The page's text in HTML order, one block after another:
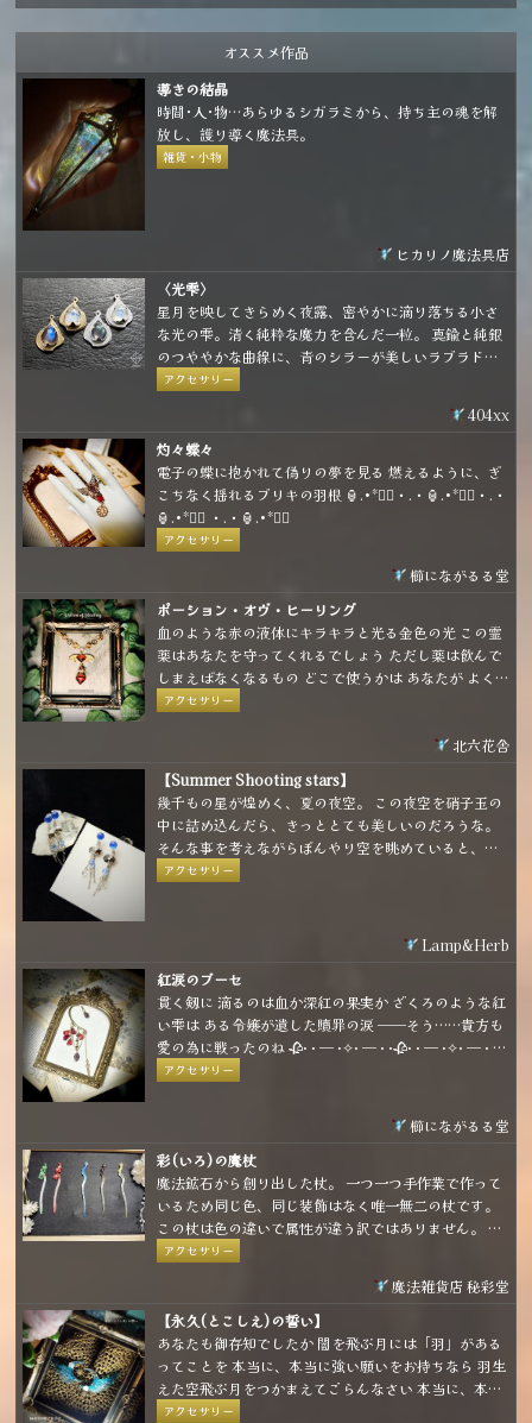
オススメ作品
導きの結晶
時間･人･物…あらゆるシガラミから、持ち主の魂を解
放し、護り導く魔法具。
雑貨・小物
ヒカリノ魔法具店
〈光雫〉
星月を映してきらめく夜露、密やかに滴り落ちる小さ
な光の雫。清く純粋な魔力を含んだ一粒。 真鍮と純銀
のつややかな曲線に、青のシラーが美しいラブラドラ
イトとレインボームーンストーンを合わせた小粒なア
ーチから選べて、お好きな形態で身に着けることがで
きます。
アクセサリー
404xx
灼々蝶々
電子の蝶に抱かれて偽りの夢を見る 燃えるように、ぎ
こちなく揺れるブリキの羽根 🏮.•*❤️‍🔥・.・🏮.•*❤️‍🔥・.・
🏮.•*❤️‍🔥 ・.・🏮.•*❤️‍🔥
アクセサリー
櫛にながるる堂
ポーション・オヴ・ヒーリング
血のような赤の液体にキラキラと光る金色の光 この霊
薬はあなたを守ってくれるでしょう ただし薬は飲んで
しまえばなくなるもの どこで使うかは あなたが よく
考えて…
アクセサリー
北六花舎
【Summer Shooting stars】
幾千もの星が煌めく、夏の夜空。 この夜空を硝子玉の
中に詰め込んだら、きっととても美しいのだろうな。
そんな事を考えながらぼんやり空を眺めていると、白
や青の星がひとつふたつ、きらりと輝いて流れて行っ
アクセサリー
Lamp&Herb
紅涙のブーセ
貫く剱に 滴るのは血か深紅の果実か ざくろのような紅
い雫は ある令嬢が遺した贖罪の涙 ──そう……貴方も
愛の為に戦ったのね 🥀· · ─ ·✧· ─ · ·🥀· · ─ ·✧· ─ · ·
🥀 柘榴モチーフのイヤーフックです ベースが柔らかい
アクセサリー
櫛にながるる堂
彩(いろ)の魔杖
魔法鉱石から創り出した杖。 一つ一つ手作業で作って
いるため同じ色、同じ装飾はなく唯一無二の杖です。
この杖は色の違いで属性が違う訳ではありません。 使
用者を惹き寄せ、幸せへ導くための色の違いです。
れる色って人によって違うよね」ということを言いた
かったです💦)
アクセサリー
魔法雑貨店 秘彩堂
【永久(とこしえ)の誓い】
あなたも御存知でしたか 闇を飛ぶ月には「羽」がある
ってことを 本当に、本当に強い願いをお持ちなら 羽生
えた空飛ぶ月をつかまえてごらんなさい 本当に、本当
に強い願いなら 月はその願いを叶えてくれるでしょう
アクセサリー